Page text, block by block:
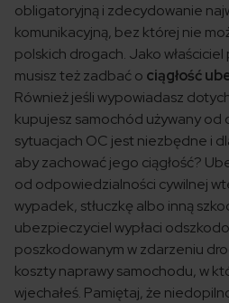
obligatoryjną i zdecydowanie
komunikacyjną, bez której nie
polskich drogach. Jako
musisz też zadbać o ciągłość
Również jeśli wypowiadasz
kupujesz samochód używany od
sytuacjach OC jest niezbędne i
aby zachować jego ciągłość?
od odpowiedzialności cywilnej
wypadek, stłuczkę albo inną
ubezpieczyciel wypłaci
poszkodowanym w zdarzeniu
koszty naprawy samochodu, w
wjechałeś. Pamiętaj, że